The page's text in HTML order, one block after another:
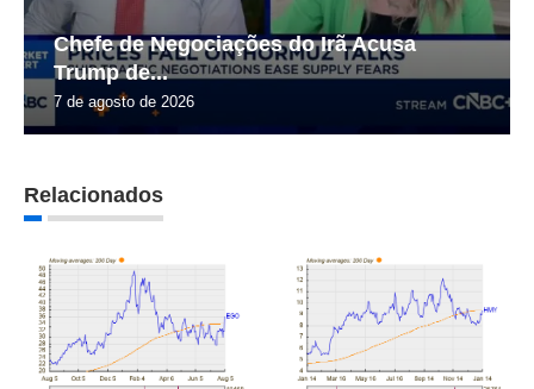
Chefe de Negociações do Irã Acusa
Trump de...
7 de agosto de 2026
Relacionados